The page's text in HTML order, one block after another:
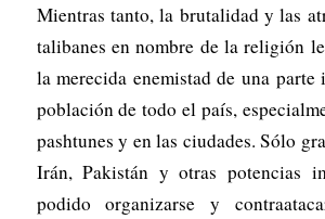
Mientras tanto, la brutalidad y las
talibanes en nombre de la religión
la merecida enemistad de una parte
población de todo el país,
pashtunes y en las ciudades. Sólo
Irán, Pakistán y otras potencias
podido organizarse y